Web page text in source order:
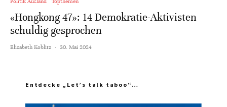
«Hongkong 47»: 14 Demokratie-Aktivisten
schuldig gesprochen
Elisabeth Koblitz · 30. Mai 2024
Entdecke „Let’s talk taboo“…